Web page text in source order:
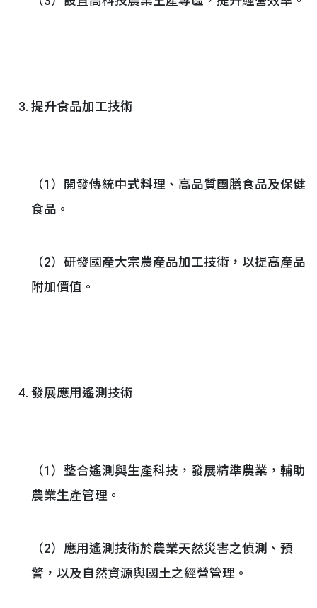
提升食品加工技術
（1）開發傳統中式料理、高品質團膳食品及保健
食品。
（2）研發國產大宗農產品加工技術，以提高產品
附加價值。
發展應用遙測技術
（1）整合遙測與生產科技，發展精準農業，輔助
農業生產管理。
（2）應用遙測技術於農業天然災害之偵測、預
警，以及自然資源與國土之經營管理。